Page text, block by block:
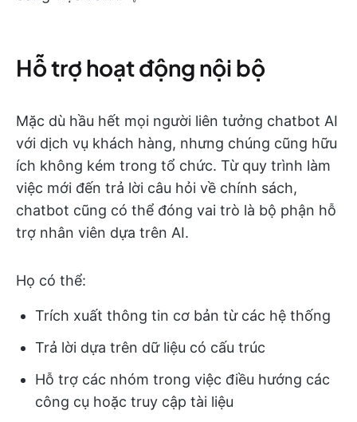
Hỗ trợ hoạt động nội bộ
Mặc dù hầu hết mọi người liên tưởng chatbot AI
với dịch vụ khách hàng, nhưng chúng cũng hữu
ích không kém trong tổ chức. Từ quy trình làm
việc mới đến trả lời câu hỏi về chính sách,
chatbot cũng có thể đóng vai trò là bộ phận hỗ
trợ nhân viên dựa trên AI.
Họ có thể:
Trích xuất thông tin cơ bản từ các hệ thống
Trả lời dựa trên dữ liệu có cấu trúc
Hỗ trợ các nhóm trong việc điều hướng các
công cụ hoặc truy cập tài liệu